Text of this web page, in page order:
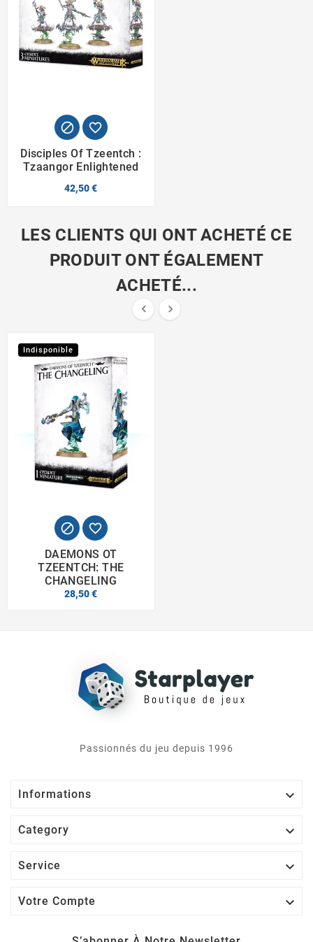
 
Disciples Of Tzeentch :
Tzaangor Enlightened
42,50 €
LES CLIENTS QUI ONT ACHETÉ CE
PRODUIT ONT ÉGALEMENT
ACHETÉ...
 
Indisponible
 
DAEMONS OT
TZEENTCH: THE
CHANGELING
28,50 €
Passionnés du jeu depuis 1996
Informations 
Category 
Service 
Votre Compte 